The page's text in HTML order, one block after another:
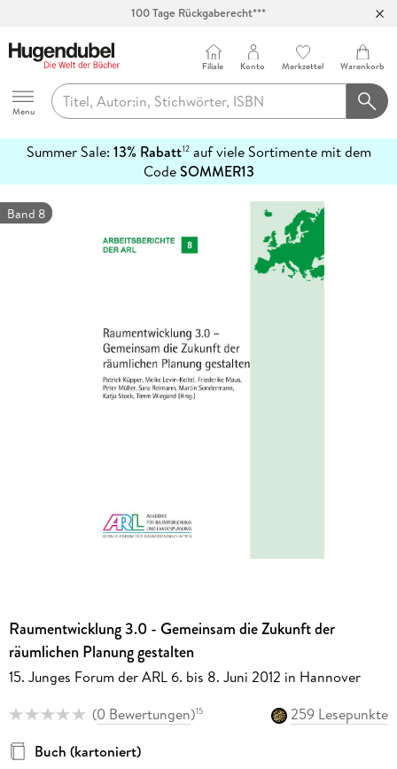
100 Tage Rückgaberecht***
Hugendubel
Menu
Filiale Konto Merkzettel Warenkorb
Summer Sale: 13% Rabatt12auf viele Sortimente mit dem
CodeSOMMER13
erfahren
Band 8
Raumentwicklung 3.0 - Gemeinsam die Zukunft der
räumlichen Planung gestalten
15. Junges Forum der ARL 6. bis 8. Juni 2012 in Hannover
(0 Bewertungen)15
259 Lesepunkte
Buch (kartoniert)